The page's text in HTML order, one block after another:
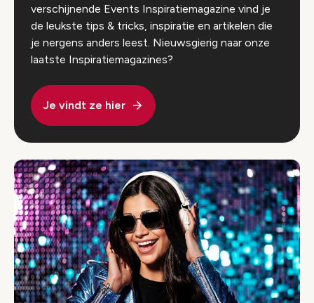
verschijnende Events Inspiratiemagazine vind je
de leukste tips & tricks, inspiratie en artikelen die
je nergens anders leest. Nieuwsgierig naar onze
laatste Inspiratiemagazines?
Je vindt ze hier